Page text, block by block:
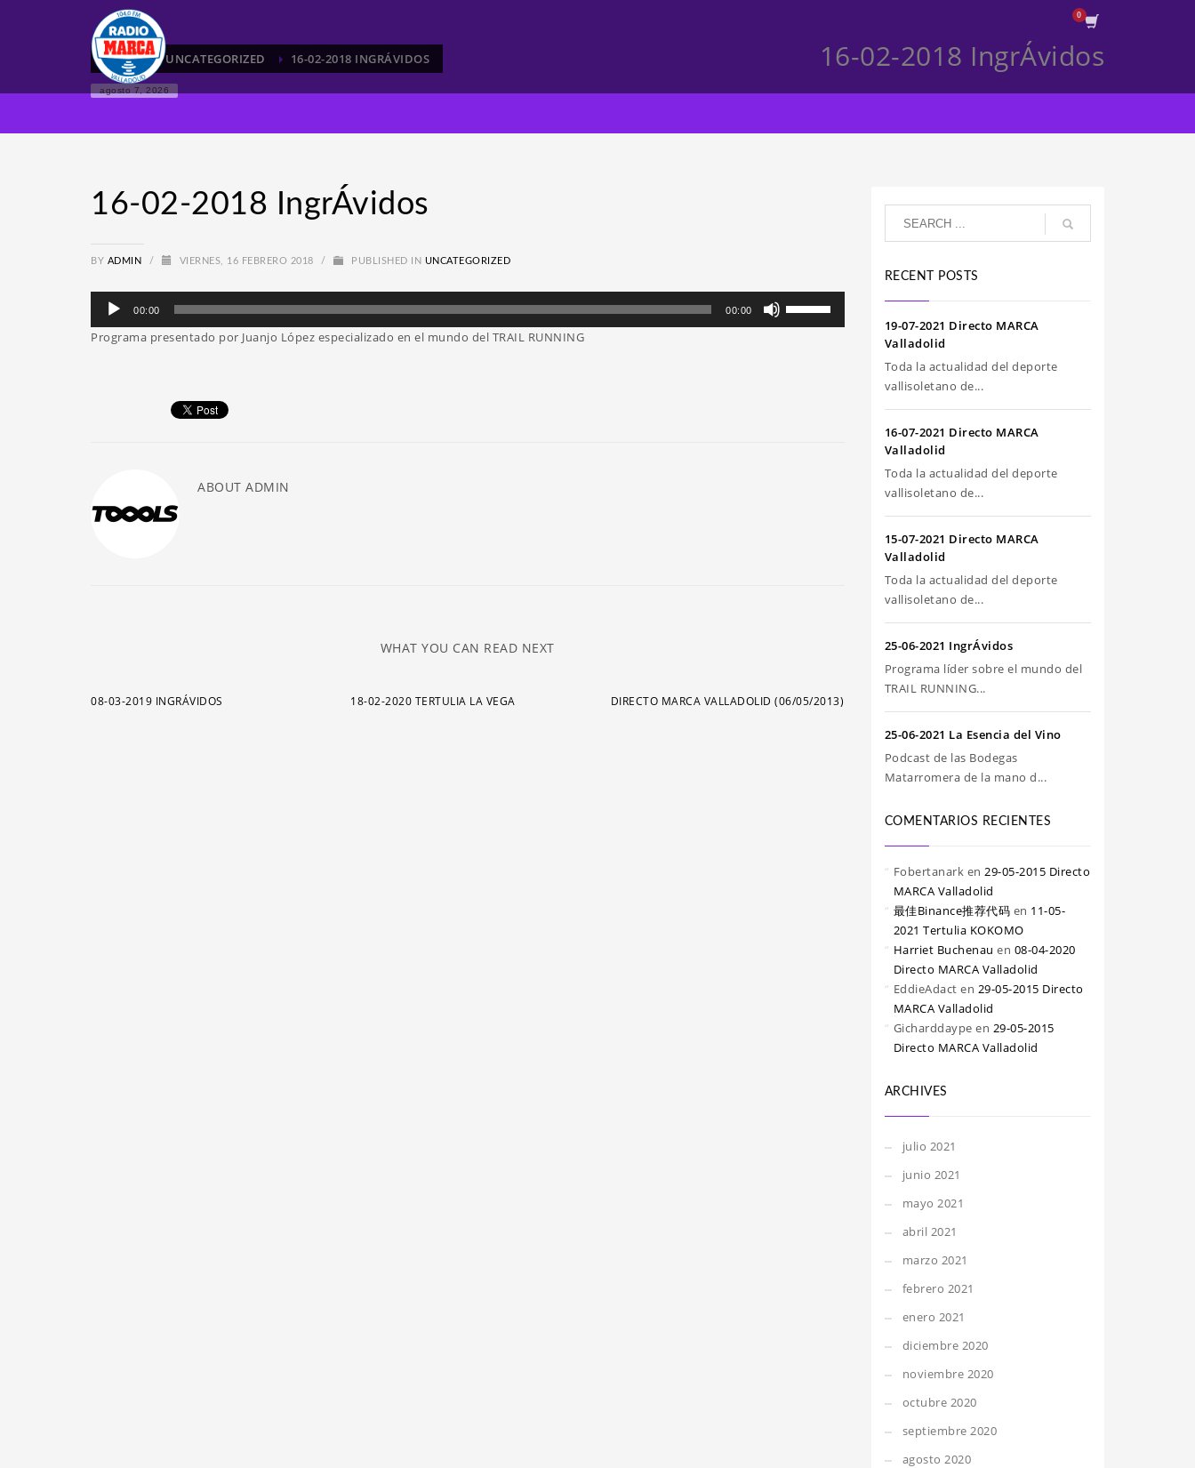
HOME UNCATEGORIZED 16-02-2018 INGRÁVIDOS
agosto 7, 2026
16-02-2018 IngrÁvidos
16-02-2018 IngrÁvidos
BY ADMIN / VIERNES, 16 FEBRERO 2018 / PUBLISHED IN UNCATEGORIZED
Reproductor
audio
00:00 00:00
Programa presentado por Juanjo López especializado en el mundo del TRAIL RUNNING
ABOUT ADMIN
WHAT YOU CAN READ NEXT
08-03-2019 INGRÁVIDOS 18-02-2020 TERTULIA LA VEGA DIRECTO MARCA VALLADOLID (06/05/2013)
RECENT POSTS
19-07-2021 Directo MARCA
Valladolid
Toda la actualidad del deporte
vallisoletano de...
16-07-2021 Directo MARCA
Valladolid
Toda la actualidad del deporte
vallisoletano de...
15-07-2021 Directo MARCA
Valladolid
Toda la actualidad del deporte
vallisoletano de...
25-06-2021 IngrÁvidos
Programa líder sobre el mundo del
TRAIL RUNNING...
25-06-2021 La Esencia del Vino
Podcast de las Bodegas
Matarromera de la mano d...
COMENTARIOS RECIENTES
Fobertanark en 29-05-2015 Directo
MARCA Valladolid
最佳Binance推荐代码 en 11-05-
2021 Tertulia KOKOMO
Harriet Buchenau en 08-04-2020
Directo MARCA Valladolid
EddieAdact en 29-05-2015 Directo
MARCA Valladolid
Gicharddaype en 29-05-2015
Directo MARCA Valladolid
ARCHIVES
julio 2021
junio 2021
mayo 2021
abril 2021
marzo 2021
febrero 2021
enero 2021
diciembre 2020
noviembre 2020
octubre 2020
septiembre 2020
agosto 2020